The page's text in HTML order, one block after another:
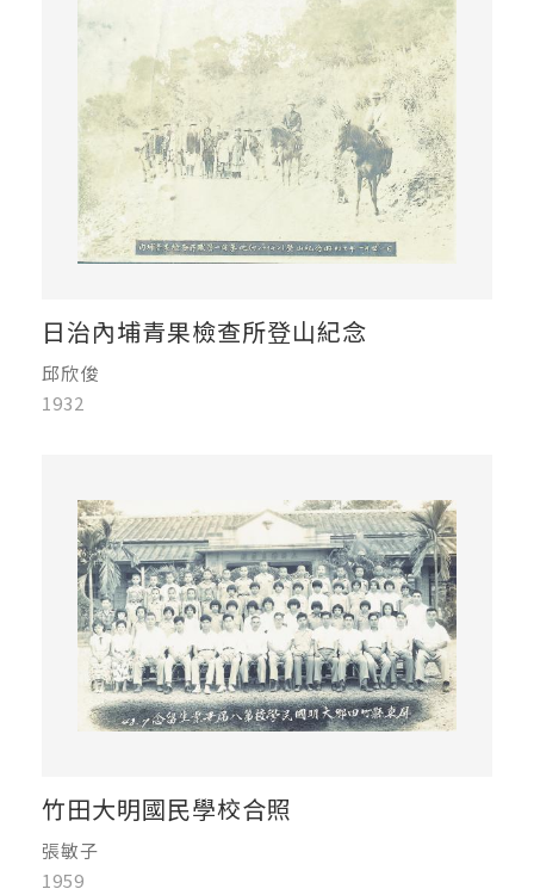
日治內埔青果檢查所登山紀念
邱欣俊
1932
竹田大明國民學校合照
張敏子
1959